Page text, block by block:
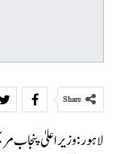
Share
لاہور: وزیراعلیٰ پنجاب